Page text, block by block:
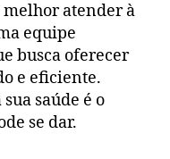
melhor atender à
equipe
busca oferecer
e eficiente.
saúde é o
se dar.